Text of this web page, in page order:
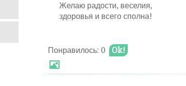
Желаю радости, веселия,
здоровья и всего сполна!
Понравилось: 0 Ok!